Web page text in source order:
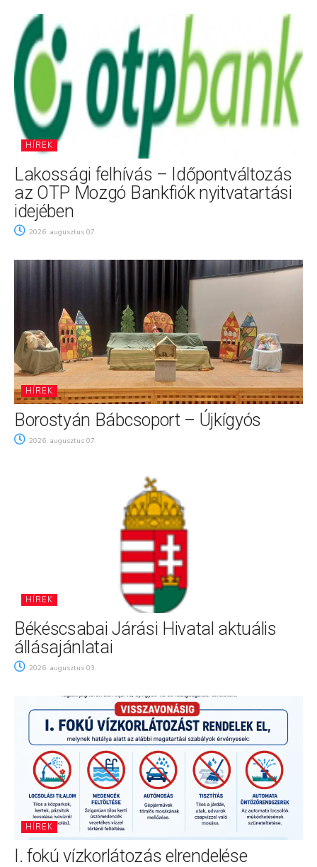
HÍREK
Lakossági felhívás – Időpontváltozás
az OTP Mozgó Bankfiók nyitvatartási
idejében
2026. augusztus 07.
HÍREK
Borostyán Bábcsoport – Újkígyós
2026. augusztus 07.
HÍREK
Békéscsabai Járási Hivatal aktuális
állásajánlatai
2026. augusztus 03.
HÍREK
I. fokú vízkorlátozás elrendelése